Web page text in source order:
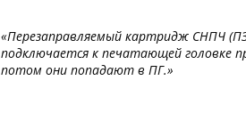
«Перезаправляемый картридж СНПЧ
подключается к печатающей головке
потом они попадают в ПГ.»